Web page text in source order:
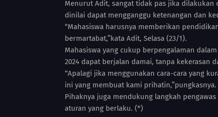
Menurut Adit, sangat tidak pas jika dilakukan
dinilai dapat mengganggu ketenangan dan
“Mahasiswa harusnya memberikan
bermartabat,”kata Adit, Selasa (23/1).
Mahasiswa yang cukup berpengalaman
2024 dapat berjalan damai, tanpa kekerasan
“Apalagi jika menggunakan cara-cara yang
ini yang membuat kami prihatin,”pungkasnya.
Pihaknya juga mendukung langkah
aturan yang berlaku. (*)